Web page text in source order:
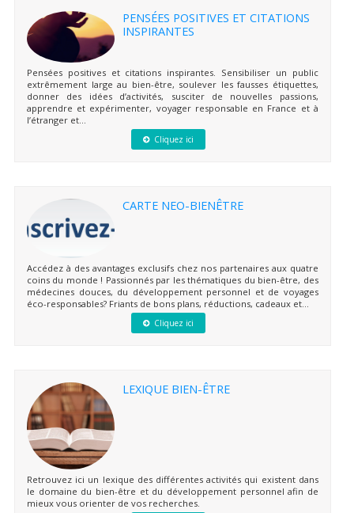
PENSÉES POSITIVES ET CITATIONS
INSPIRANTES
Pensées positives et citations inspirantes. Sensibiliser un public
extrêmement large au bien-être, soulever les fausses étiquettes,
donner des idées d’activités, susciter de nouvelles passions,
apprendre et expérimenter, voyager responsable en France et à
l’étranger et...
Cliquez ici
CARTE NEO-BIENÊTRE
Accédez à des avantages exclusifs chez nos partenaires aux quatre
coins du monde ! Passionnés par les thématiques du bien-être, des
médecines douces, du développement personnel et de voyages
éco-responsables? Friants de bons plans, réductions, cadeaux et...
Cliquez ici
LEXIQUE BIEN-ÊTRE
Retrouvez ici un lexique des différentes activités qui existent dans
le domaine du bien-être et du développement personnel afin de
mieux vous orienter de vos recherches.